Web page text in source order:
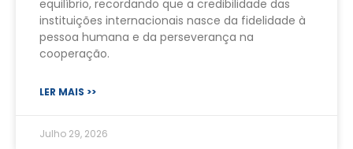
equilíbrio, recordando que a credibilidade das
instituições internacionais nasce da fidelidade à
pessoa humana e da perseverança na
cooperação.
LER MAIS >>
Julho 29, 2026